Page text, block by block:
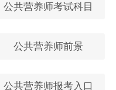
公共营养师考试科目
公共营养师前景
公共营养师报考入口